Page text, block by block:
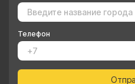
Телефон